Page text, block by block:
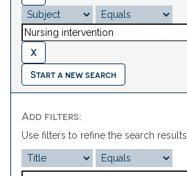
Start a new search
Add filters:
Use filters to refine the search results.